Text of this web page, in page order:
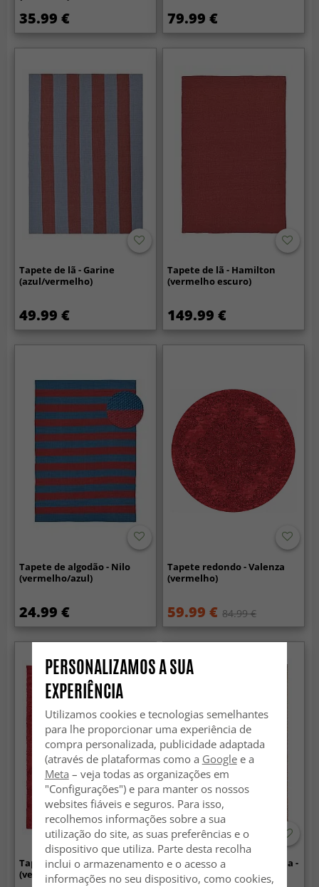
35.99 € 79.99 €
Tapete de lã - Garine
(azul/vermelho)
49.99 €
Tapete de lã - Hamilton
(vermelho escuro)
149.99 €
Tapete de algodão - Nilo
(vermelho/azul)
24.99 €
Tapete redondo - Valenza
(vermelho)
59.99 € 84.99 €
Tapetes felpudos - Zoe
(vermelho)
Lavável
-50%
Tapete de tecelagem plana -
Madevan (vermelho)
PERSONALIZAMOS A SUA
EXPERIÊNCIA
Utilizamos cookies e tecnologias semelhantes
para lhe proporcionar uma experiência de
compra personalizada, publicidade adaptada
(através de plataformas como a Googlee a
Meta – veja todas as organizações em
"Configurações") e para manter os nossos
websites fiáveis e seguros. Para isso,
recolhemos informações sobre a sua
utilização do site, as suas preferências e o
dispositivo que utiliza. Parte desta recolha
inclui o armazenamento e o acesso a
informações no seu dispositivo, como cookies,